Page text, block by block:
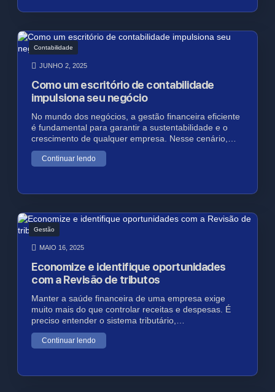
Contabilidade
JUNHO 2, 2025
Como um escritório de contabilidade
impulsiona seu negócio
No mundo dos negócios, a gestão financeira eficiente
é fundamental para garantir a sustentabilidade e o
crescimento de qualquer empresa. Nesse cenário,…
Continuar lendo
Gestão
MAIO 16, 2025
Economize e identifique oportunidades
com a Revisão de tributos
Manter a saúde financeira de uma empresa exige
muito mais do que controlar receitas e despesas. É
preciso entender o sistema tributário,…
Continuar lendo